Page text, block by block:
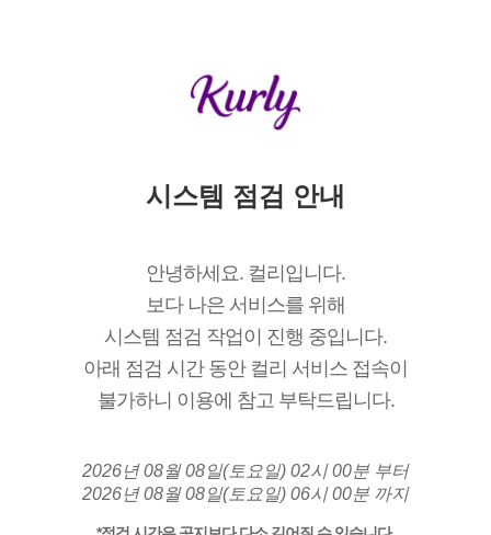
시스템 점검 안내
안녕하세요. 컬리입니다.
보다 나은 서비스를 위해
시스템 점검 작업이 진행 중입니다.
아래 점검 시간 동안 컬리 서비스 접속이
불가하니 이용에 참고 부탁드립니다.
2026년 08월 08일(토요일) 02시 00분 부터
2026년 08월 08일(토요일) 06시 00분 까지